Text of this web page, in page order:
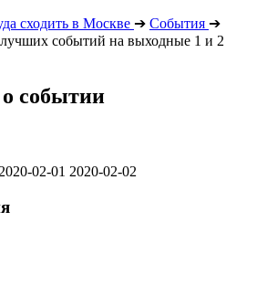
сходить в Москве ➔ События ➔
событий на выходные 1 и 2
событии
2020-02-01 2020-02-02